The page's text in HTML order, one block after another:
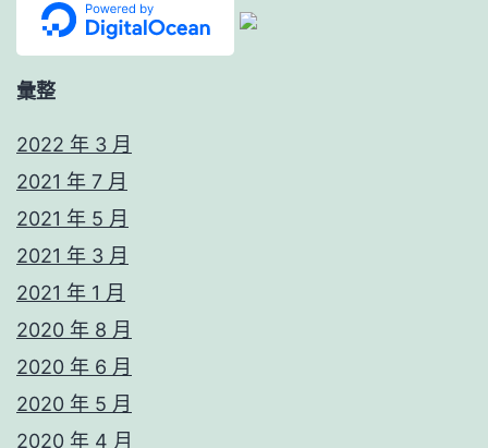
彙整
2022 年 3 月
2021 年 7 月
2021 年 5 月
2021 年 3 月
2021 年 1 月
2020 年 8 月
2020 年 6 月
2020 年 5 月
2020 年 4 月